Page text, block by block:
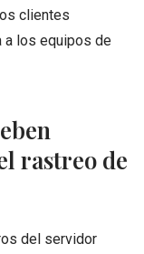
clientes
a los equipos de
rastreo de
del servidor